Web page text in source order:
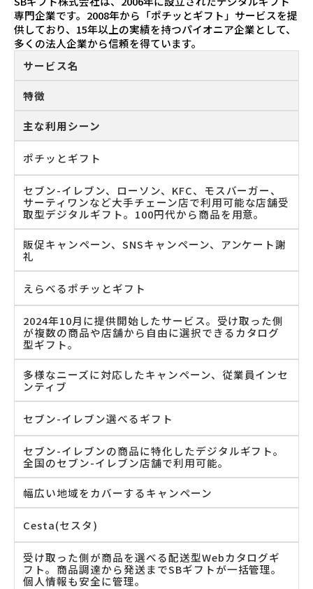
専門企業です。2008年から「ポチッとギフト」サービスを提
供しており、15年以上の実績を持つパイオニア企業として、
多くの法人企業から信頼を得ています。
サービス名
特徴
主な利用シーン
ポチッとギフト
セブン-イレブン、ローソン、KFC、モスバーガー、
サーティワンなど大手チェーン店で利用可能な店舗受
取型デジタルギフト。100円代から商品を用意。
販促キャンペーン、SNSキャンペーン、アンケート謝
礼
えらべるポチッとギフト
2024年10月に提供開始したサービス。受け取った側
が複数の商品や店舗から自由に選択できるカタログ
型ギフト。
多様なニーズに対応したキャンペーン、従業員インセ
ンティブ
セブン-イレブン選べるギフト
セブン-イレブンの商品に特化したデジタルギフト。
全国のセブン-イレブン店舗で利用可能。
幅広い地域をカバーするキャンペーン
Cesta(セスタ)
受け取った側が商品を選べる配送型Webカタログギ
フト。商品調達から発送までSBギフトが一括管理。
個人情報も安全に管理。